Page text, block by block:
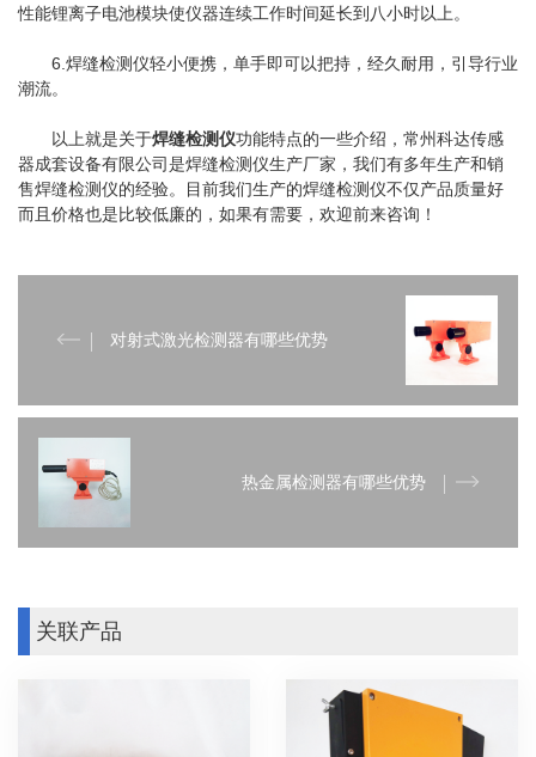
性能锂离子电池模块使仪器连续工作时间延长到八小时以上。
6.焊缝检测仪轻小便携，单手即可以把持，经久耐用，引导行业
潮流。
以上就是关于焊缝检测仪功能特点的一些介绍，常州科达传感
器成套设备有限公司是焊缝检测仪生产厂家，我们有多年生产和销
售焊缝检测仪的经验。目前我们生产的焊缝检测仪不仅产品质量好
而且价格也是比较低廉的，如果有需要，欢迎前来咨询！
对射式激光检测器有哪些优势
热金属检测器有哪些优势
关联产品